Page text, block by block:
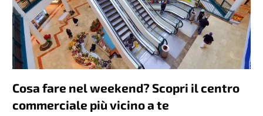
Cosa fare nel weekend? Scopri il centro
commerciale più vicino a te